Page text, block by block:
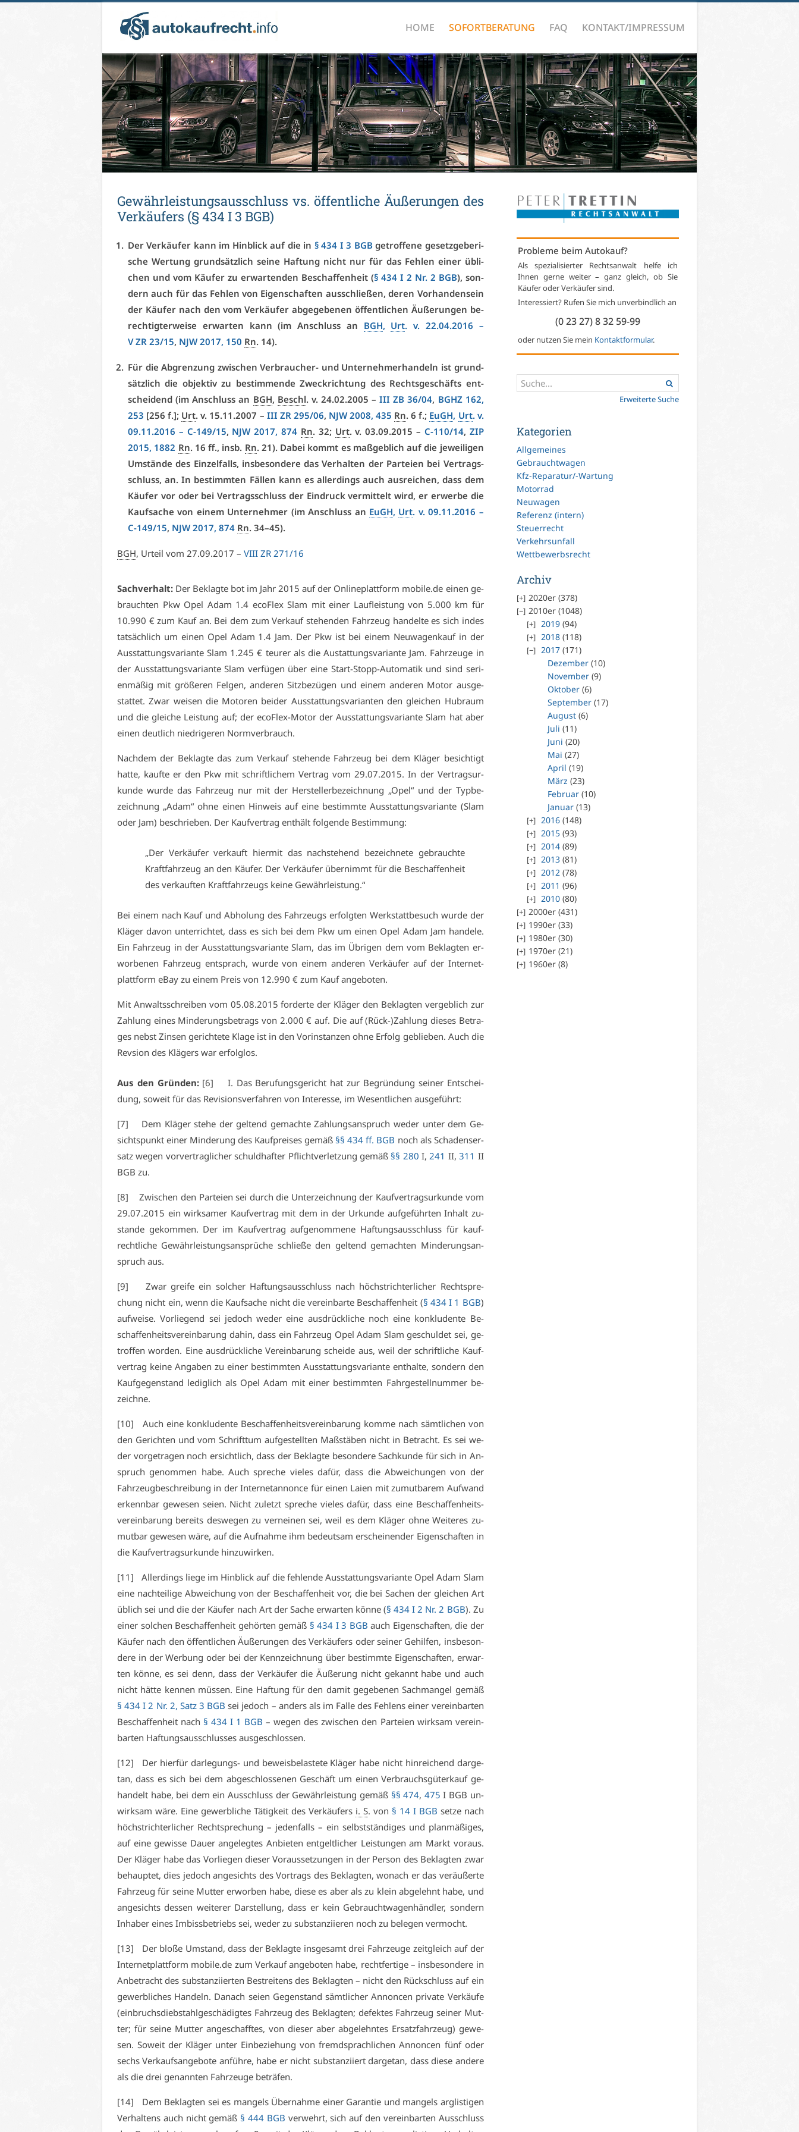
HOME SOFORTBERATUNG FAQ KONTAKT/IMPRESSUM
Ge­währ­leis­tungs­aus­schluss vs. öf­fent­li­che Äu­ße­run­gen des
Ver­käu­fers (§ 434 I 3 BGB)
Der Ver­käu­fer kann im Hin­blick auf die in § 434 I 3 BGB ge­trof­fe­ne ge­setz­ge­be­ri­
sche Wer­tung grund­sätz­lich sei­ne Haf­tung nicht nur für das Feh­len ei­ner üb­li­
chen und vom Käu­fer zu er­war­ten­den Be­schaf­fen­heit (§ 434 I 2 Nr. 2 BGB), son­
dern auch für das Feh­len von Ei­gen­schaf­ten aus­schlie­ßen, de­ren Vor­han­den­sein
der Käu­fer nach den vom Ver­käu­fer ab­ge­ge­be­nen öf­fent­li­chen Äu­ße­run­gen be­
rech­tig­ter­wei­se er­war­ten kann (im An­schluss an BGH, Urt. v. 22.04.2016 –
V ZR 23/15, NJW 2017, 150 Rn. 14).
Für die Ab­gren­zung zwi­schen Ver­brau­cher- und Un­ter­neh­mer­han­deln ist grund­
sätz­lich die ob­jek­tiv zu be­stim­men­de Zweck­rich­tung des Rechts­ge­schäfts ent­
schei­dend (im An­schluss an BGH, Beschl. v. 24.02.2005 –III ZB 36/04, BGHZ 162,
253 [256 f.]; Urt. v. 15.11.2007 – III ZR 295/06, NJW 2008, 435 Rn. 6 f.; EuGH, Urt. v.
09.11.2016 – C-149/15, NJW 2017, 874 Rn. 32; Urt. v. 03.09.2015 – C-110/14, ZIP
2015, 1882 Rn. 16 ff., insb. Rn. 21). Da­bei kommt es maß­geb­lich auf die je­wei­li­gen
Um­stän­de des Ein­zel­falls, ins­be­son­de­re das Ver­hal­ten der Par­tei­en bei Ver­trags­
schluss, an. In be­stimm­ten Fäl­len kann es al­ler­dings auch aus­rei­chen, dass dem
Käu­fer vor oder bei Ver­trags­schluss der Ein­druck ver­mit­telt wird, er er­wer­be die
Kauf­sa­che von ei­nem Un­ter­neh­mer (im An­schluss an EuGH, Urt. v. 09.11.2016 –
C-149/15, NJW 2017, 874 Rn. 34–45).
BGH, Ur­teil vom 27.09.2017 – VI­II ZR 271/16
Sach­ver­halt: Der Be­klag­te bot im Jahr 2015 auf der On­line­platt­form mobile.​de ei­nen ge­
brauch­ten Pkw Opel Adam 1.4 ecoF­lex Slam mit ei­ner Lauf­leis­tung von 5.000 km für
10.990 € zum Kauf an. Bei dem zum Ver­kauf ste­hen­den Fahr­zeug han­del­te es sich in­des
tat­säch­lich um ei­nen Opel Adam 1.4 Jam. Der Pkw ist bei ei­nem Neu­wa­gen­kauf in der
Aus­stat­tungs­va­ri­an­te Slam 1.245 € teu­rer als die Aus­tat­tungs­va­ri­an­te Jam. Fahr­zeu­ge in
der Aus­stat­tungs­va­ri­an­te Slam ver­fü­gen über ei­ne Start-Stopp-Au­to­ma­tik und sind se­ri­
en­mä­ßig mit grö­ße­ren Fel­gen, an­de­ren Sitz­be­zü­gen und ei­nem an­de­ren Mo­tor aus­ge­
stat­tet. Zwar wei­sen die Mo­to­ren bei­der Aus­stat­tungs­va­ri­an­ten den glei­chen Hub­raum
und die glei­che Leis­tung auf; der ecoF­lex-Mo­tor der Aus­stat­tungs­va­ri­an­te Slam hat aber
ei­nen deut­lich nied­ri­ge­ren Norm­ver­brauch.
Nach­dem der Be­klag­te das zum Ver­kauf ste­hen­de Fahr­zeug bei dem Klä­ger be­sich­tigt
hat­te, kauf­te er den Pkw mit schrift­li­chem Ver­trag vom 29.07.2015. In der Ver­trags­ur­
kun­de wur­de das Fahr­zeug nur mit der Her­stel­ler­be­zeich­nung „Opel“ und der Typ­be­
zeich­nung „Adam“ oh­ne ei­nen Hin­weis auf ei­ne be­stimm­te Aus­stat­tungs­va­ri­an­te (Slam
oder Jam) be­schrie­ben. Der Kauf­ver­trag ent­hält fol­gen­de Be­stim­mung:
„Der Ver­käu­fer ver­kauft hier­mit das nach­ste­hend be­zeich­ne­te ge­brauch­te
Kraft­fahr­zeug an den Käu­fer. Der Ver­käu­fer über­nimmt für die Be­schaf­fen­heit
des ver­kauf­ten Kraft­fahr­zeugs kei­ne Ge­währ­leis­tung.“
Bei ei­nem nach Kauf und Ab­ho­lung des Fahr­zeugs er­folg­ten Werk­statt­be­such wur­de der
Klä­ger da­von un­ter­rich­tet, dass es sich bei dem Pkw um ei­nen Opel Adam Jam han­de­le.
Ein Fahr­zeug in der Aus­stat­tungs­va­ri­an­te Slam, das im Üb­ri­gen dem vom Be­klag­ten er­
wor­be­nen Fahr­zeug ent­sprach, wur­de von ei­nem an­de­ren Ver­käu­fer auf der In­ter­net­
platt­form eBay zu ei­nem Preis von 12.990 € zum Kauf an­ge­bo­ten.
Mit An­walts­schrei­ben vom 05.08.2015 for­der­te der Klä­ger den Be­klag­ten ver­geb­lich zur
Zah­lung ei­nes Min­de­rungs­be­trags von 2.000 € auf. Die auf (Rück-)Zah­lung die­ses Be­tra­
ges nebst Zin­sen ge­rich­te­te Kla­ge ist in den Vor­in­stan­zen oh­ne Er­folg ge­blie­ben. Auch die
Rev­si­on des Klä­gers war er­folg­los.
Aus den Grün­den:[6] I. Das Be­ru­fungs­ge­richt hat zur Be­grün­dung sei­ner Ent­schei­
dung, so­weit für das Re­vi­si­ons­ver­fah­ren von In­ter­es­se, im We­sent­li­chen aus­ge­führt:
[7] Dem Klä­ger ste­he der gel­tend ge­mach­te Zah­lungs­an­spruch we­der un­ter dem Ge­
sichts­punkt ei­ner Min­de­rung des Kauf­prei­ses ge­mäß §§ 434 ff. BGB noch als Scha­dens­er­
satz we­gen vor­ver­trag­li­cher schuld­haf­ter Pflicht­ver­let­zung ge­mäß §§ 280 I,241 II,311 II
BGB zu.
[8] Zwi­schen den Par­tei­en sei durch die Un­ter­zeich­nung der Kauf­ver­trags­ur­kun­de vom
29.07.2015 ein wirk­sa­mer Kauf­ver­trag mit dem in der Ur­kun­de auf­ge­führ­ten In­halt zu­
stan­de ge­kom­men. Der im Kauf­ver­trag auf­ge­nom­me­ne Haf­tungs­aus­schluss für kauf­
recht­li­che Ge­währ­leis­tungs­an­sprü­che schlie­ße den gel­tend ge­mach­ten Min­de­rungs­an­
spruch aus.
[9] Zwar grei­fe ein sol­cher Haf­tungs­aus­schluss nach höchst­rich­ter­li­cher Recht­spre­
chung nicht ein, wenn die Kauf­sa­che nicht die ver­ein­bar­te Be­schaf­fen­heit (§ 434 I 1 BGB)
auf­wei­se. Vor­lie­gend sei je­doch we­der ei­ne aus­drück­li­che noch ei­ne kon­klu­den­te Be­
schaf­fen­heits­ver­ein­ba­rung da­hin, dass ein Fahr­zeug Opel Adam Slam ge­schul­det sei, ge­
trof­fen wor­den. Ei­ne aus­drück­li­che Ver­ein­ba­rung schei­de aus, weil der schrift­li­che Kauf­
ver­trag kei­ne An­ga­ben zu ei­ner be­stimm­ten Aus­stat­tungs­va­ri­an­te ent­hal­te, son­dern den
Kauf­ge­gen­stand le­dig­lich als Opel Adam mit ei­ner be­stimm­ten Fahr­ge­stell­num­mer be­
zeich­ne.
[10] Auch ei­ne kon­klu­den­te Be­schaf­fen­heits­ver­ein­ba­rung kom­me nach sämt­li­chen von
den Ge­rich­ten und vom Schrift­tum auf­ge­stell­ten Maß­stä­ben nicht in Be­tracht. Es sei we­
der vor­ge­tra­gen noch er­sicht­lich, dass der Be­klag­te be­son­de­re Sach­kun­de für sich in An­
spruch ge­nom­men ha­be. Auch spre­che vie­les da­für, dass die Ab­wei­chun­gen von der
Fahr­zeug­be­schrei­bung in der In­ter­netan­non­ce für ei­nen Lai­en mit zu­mut­ba­rem Auf­wand
er­kenn­bar ge­we­sen sei­en. Nicht zu­letzt spre­che vie­les da­für, dass ei­ne Be­schaf­fen­heits­
ver­ein­ba­rung be­reits des­we­gen zu ver­nei­nen sei, weil es dem Klä­ger oh­ne Wei­te­res zu­
mut­bar ge­we­sen wä­re, auf die Auf­nah­me ihm be­deut­sam er­schei­nen­der Ei­gen­schaf­ten in
die Kauf­ver­trags­ur­kun­de hin­zu­wir­ken.
[11] Al­ler­dings lie­ge im Hin­blick auf die feh­len­de Aus­stat­tungs­va­ri­an­te Opel Adam Slam
ei­ne nach­tei­li­ge Ab­wei­chung von der Be­schaf­fen­heit vor, die bei Sa­chen der glei­chen Art
üb­lich sei und die der Käu­fer nach Art der Sa­che er­war­ten kön­ne (§ 434 I 2 Nr. 2 BGB). Zu
ei­ner sol­chen Be­schaf­fen­heit ge­hör­ten ge­mäß § 434 I 3 BGB auch Ei­gen­schaf­ten, die der
Käu­fer nach den öf­fent­li­chen Äu­ße­run­gen des Ver­käu­fers oder sei­ner Ge­hil­fen, ins­be­son­
de­re in der Wer­bung oder bei der Kenn­zeich­nung über be­stimm­te Ei­gen­schaf­ten, er­war­
ten kön­ne, es sei denn, dass der Ver­käu­fer die Äu­ße­rung nicht ge­kannt ha­be und auch
nicht hät­te ken­nen müs­sen. Ei­ne Haf­tung für den da­mit ge­ge­be­nen Sach­man­gel ge­mäß
§ 434 I 2 Nr. 2, Satz 3 BGB sei je­doch – an­ders als im Fal­le des Feh­lens ei­ner ver­ein­bar­ten
Be­schaf­fen­heit nach § 434 I 1 BGB – we­gen des zwi­schen den Par­tei­en wirk­sam ver­ein­
bar­ten Haf­tungs­aus­schlus­ses aus­ge­schlos­sen.
[12] Der hier­für dar­le­gungs- und be­weis­be­las­te­te Klä­ger ha­be nicht hin­rei­chend dar­ge­
tan, dass es sich bei dem ab­ge­schlos­se­nen Ge­schäft um ei­nen Ver­brauchs­gü­ter­kauf ge­
han­delt ha­be, bei dem ein Aus­schluss der Ge­währ­leis­tung ge­mäß §§ 474, 475 I BGB un­
wirk­sam wä­re. Ei­ne ge­werb­li­che Tä­tig­keit des Ver­käu­fers i. S. von § 14 I BGB set­ze nach
höchst­rich­ter­li­cher Recht­spre­chung – je­den­falls – ein selbst­stän­di­ges und plan­mä­ßi­ges,
auf ei­ne ge­wis­se Dau­er an­ge­leg­tes An­bie­ten ent­gelt­li­cher Leis­tun­gen am Markt vor­aus.
Der Klä­ger ha­be das Vor­lie­gen die­ser Vor­aus­set­zun­gen in der Per­son des Be­klag­ten zwar
be­haup­tet, dies je­doch an­ge­sichts des Vor­trags des Be­klag­ten, wo­nach er das ver­äu­ßer­te
Fahr­zeug für sei­ne Mut­ter er­wor­ben ha­be, die­se es aber als zu klein ab­ge­lehnt ha­be, und
an­ge­sichts des­sen wei­te­rer Dar­stel­lung, dass er kein Ge­braucht­wa­gen­händ­ler, son­dern
In­ha­ber ei­nes Im­biss­be­triebs sei, we­der zu sub­stan­zi­ie­ren noch zu be­le­gen ver­mocht.
[13] Der blo­ße Um­stand, dass der Be­klag­te ins­ge­samt drei Fahr­zeu­ge zeit­gleich auf der
In­ter­net­platt­form mobile.​de zum Ver­kauf an­ge­bo­ten ha­be, recht­fer­ti­ge – ins­be­son­de­re in
An­be­tracht des sub­stan­zi­ier­ten Be­strei­tens des Be­klag­ten – nicht den Rück­schluss auf ein
ge­werb­li­ches Han­deln. Da­nach sei­en Ge­gen­stand sämt­li­cher An­non­cen pri­va­te Ver­käu­fe
(ein­bruchs­dieb­stahl­ge­schä­dig­tes Fahr­zeug des Be­klag­ten; de­fek­tes Fahr­zeug sei­ner Mut­
ter; für sei­ne Mut­ter an­ge­schaff­tes, von die­ser aber ab­ge­lehn­tes Er­satz­fahr­zeug) ge­we­
sen. So­weit der Klä­ger un­ter Ein­be­zie­hung von fremd­sprach­li­chen An­non­cen fünf oder
sechs Ver­kaufs­an­ge­bo­te an­füh­re, ha­be er nicht sub­stan­zi­iert dar­ge­tan, dass die­se an­de­re
als die drei ge­nann­ten Fahr­zeu­ge be­trä­fen.
[14] Dem Be­klag­ten sei es man­gels Über­nah­me ei­ner Ga­ran­tie und man­gels arg­lis­ti­gen
Ver­hal­tens auch nicht ge­mäß § 444 BGB ver­wehrt, sich auf den ver­ein­bar­ten Aus­schluss
Probleme beim Autokauf?
Als spezialisierter Rechtsanwalt helfe ich
Ihnen gerne weiter – ganz gleich, ob Sie
Käufer oder Verkäufer sind.
Interessiert? Rufen Sie mich unverbindlich an
(0 23 27) 8 32 59-99
oder nutzen Sie mein Kontaktformular.
Erweiterte Suche
Kategorien
Allgemeines
Gebrauchtwagen
Kfz-Reparatur/-Wartung
Motorrad
Neuwagen
Referenz (intern)
Steuerrecht
Verkehrsunfall
Wettbewerbsrecht
Archiv
2020er (378)
2010er (1048)
2019 (94)
2018 (118)
2017 (171)
Dezember (10)
November (9)
Oktober (6)
September (17)
August (6)
Juli (11)
Juni (20)
Mai (27)
April (19)
März (23)
Februar (10)
Januar (13)
2016 (148)
2015 (93)
2014 (89)
2013 (81)
2012 (78)
2011 (96)
2010 (80)
2000er (431)
1990er (33)
1980er (30)
1970er (21)
1960er (8)